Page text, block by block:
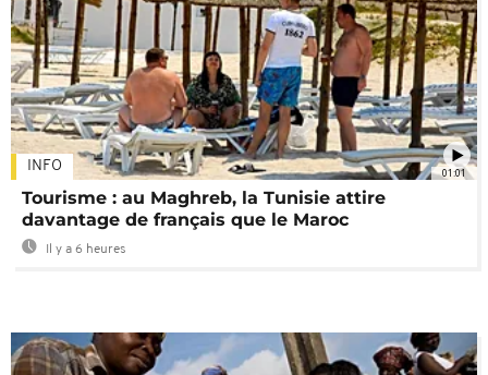
01:01
INFO
Tourisme : au Maghreb, la Tunisie attire
davantage de français que le Maroc
Il y a 6 heures